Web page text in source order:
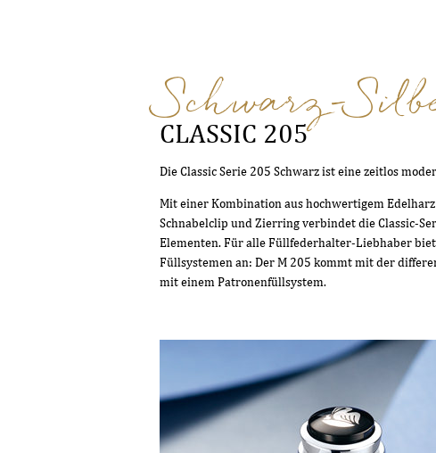
Schwarz-
CLASSIC 205
Die Classic Serie 205 Schwarz ist eine zeitlos
Mit einer Kombination aus hochwertigem
Schnabelclip und Zierring verbindet die Classic-
Elementen. Für alle Füllfederhalter-Liebhaber
Füllsystemen an: Der M 205 kommt mit der
mit einem Patronenfüllsystem.